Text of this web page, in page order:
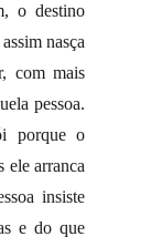
o destino
nasça
com mais
pessoa.
porque o
ele arranca
insiste
e do que